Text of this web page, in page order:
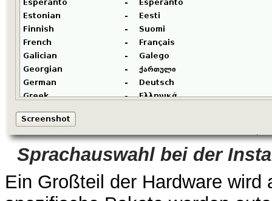
Sprachauswahl bei der
Ein Großteil der Hardware